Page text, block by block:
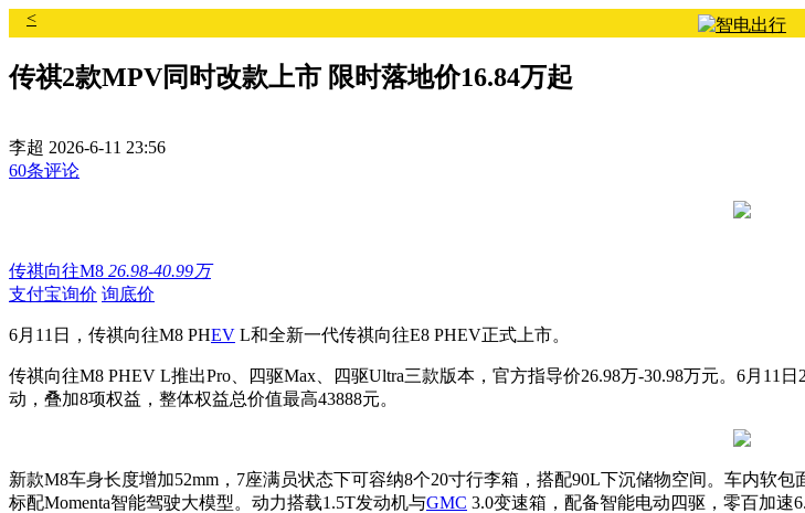
<
传祺2款MPV同时改款上市 限时落地价16.84万起
李超 2026-6-11 23:56
60条评论
传祺向往M8 26.98-40.99万
支付宝询价 询底价
6月11日，传祺向往M8 PHEV L和全新一代传祺向往E8 PHEV正式上市。
传祺向往M8 PHEV L推出Pro、四驱Max、四驱Ultra三款版本，官方指导价26.98万-30.98万元。6月11
动，叠加8项权益，整体权益总价值最高43888元。
新款M8车身长度增加52mm，7座满员状态下可容纳8个20寸行李箱，搭配90L下沉储物空间。车内软
标配Momenta智能驾驶大模型。动力搭载1.5T发动机与GMC 3.0变速箱，配备智能电动四驱，零百加速